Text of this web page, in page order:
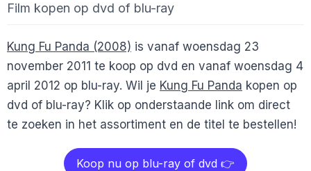
Film kopen op dvd of blu-ray
Kung Fu Panda (2008) is vanaf woensdag 23
november 2011 te koop op dvd en vanaf woensdag 4
april 2012 op blu-ray. Wil je Kung Fu Panda kopen op
dvd of blu-ray? Klik op onderstaande link om direct
te zoeken in het assortiment en de titel te bestellen!
Koop nu op blu-ray of dvd 👉